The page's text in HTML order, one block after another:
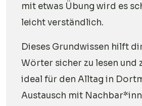
mit etwas Übung wird es
leicht verständlich.
Dieses Grundwissen hilft
Wörter sicher zu lesen und
ideal für den Alltag in
Austausch mit